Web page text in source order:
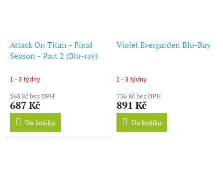
Attack On Titan - Final
Season - Part 2 (Blu-ray)
1 - 3 týdny
568 Kč bez DPH
687 Kč
Do košíku
Violet Evergarden Blu-Ray
1 - 3 týdny
736 Kč bez DPH
891 Kč
Do košíku